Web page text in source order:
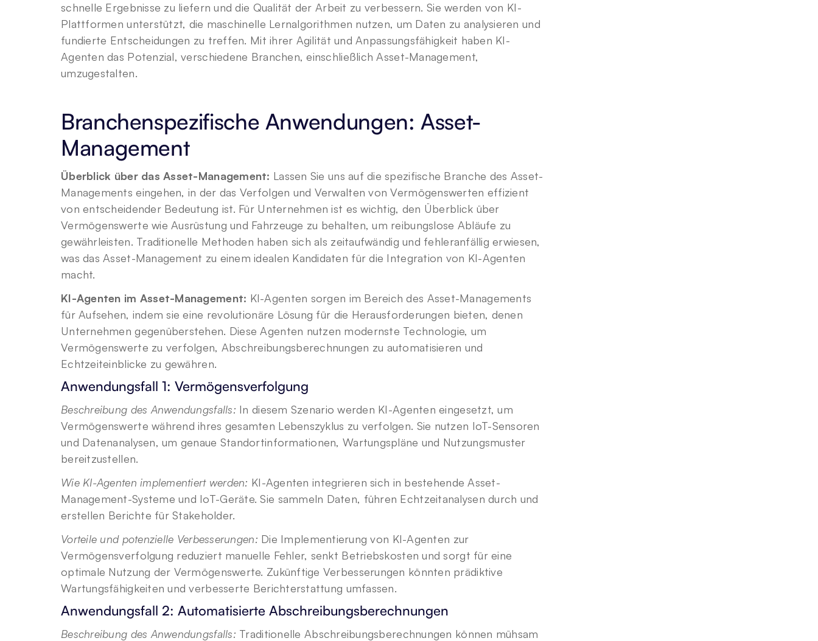
schnelle Ergebnisse zu liefern und die Qualität der Arbeit zu verbessern. Sie werden von KI-
Plattformen unterstützt, die maschinelle Lernalgorithmen nutzen, um Daten zu analysieren und
fundierte Entscheidungen zu treffen. Mit ihrer Agilität und Anpassungsfähigkeit haben KI-
Agenten das Potenzial, verschiedene Branchen, einschließlich Asset-Management,
umzugestalten.
Branchenspezifische Anwendungen: Asset-
Management
Überblick über das Asset-Management: Lassen Sie uns auf die spezifische Branche des Asset-
Managements eingehen, in der das Verfolgen und Verwalten von Vermögenswerten effizient
von entscheidender Bedeutung ist. Für Unternehmen ist es wichtig, den Überblick über
Vermögenswerte wie Ausrüstung und Fahrzeuge zu behalten, um reibungslose Abläufe zu
gewährleisten. Traditionelle Methoden haben sich als zeitaufwändig und fehleranfällig erwiesen,
was das Asset-Management zu einem idealen Kandidaten für die Integration von KI-Agenten
macht.
KI-Agenten im Asset-Management: KI-Agenten sorgen im Bereich des Asset-Managements
für Aufsehen, indem sie eine revolutionäre Lösung für die Herausforderungen bieten, denen
Unternehmen gegenüberstehen. Diese Agenten nutzen modernste Technologie, um
Vermögenswerte zu verfolgen, Abschreibungsberechnungen zu automatisieren und
Echtzeiteinblicke zu gewähren.
Anwendungsfall 1: Vermögensverfolgung
Beschreibung des Anwendungsfalls: In diesem Szenario werden KI-Agenten eingesetzt, um
Vermögenswerte während ihres gesamten Lebenszyklus zu verfolgen. Sie nutzen IoT-Sensoren
und Datenanalysen, um genaue Standortinformationen, Wartungspläne und Nutzungsmuster
bereitzustellen.
Wie KI-Agenten implementiert werden: KI-Agenten integrieren sich in bestehende Asset-
Management-Systeme und IoT-Geräte. Sie sammeln Daten, führen Echtzeitanalysen durch und
erstellen Berichte für Stakeholder.
Vorteile und potenzielle Verbesserungen: Die Implementierung von KI-Agenten zur
Vermögensverfolgung reduziert manuelle Fehler, senkt Betriebskosten und sorgt für eine
optimale Nutzung der Vermögenswerte. Zukünftige Verbesserungen könnten prädiktive
Wartungsfähigkeiten und verbesserte Berichterstattung umfassen.
Anwendungsfall 2: Automatisierte Abschreibungsberechnungen
Beschreibung des Anwendungsfalls: Traditionelle Abschreibungsberechnungen können mühsam